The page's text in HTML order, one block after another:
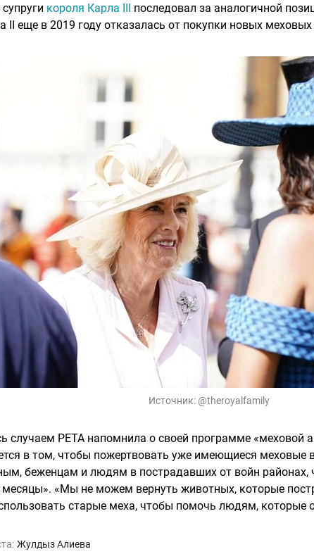
короля Карла III последовал за аналогичной
II еще в 2019 году отказалась от покупки новых
Источник: @theroyalfamily
случаем PETA напомнила о своей программе «меховой
в том, чтобы пожертвовать уже имеющиеся
беженцам и людям в пострадавших от войн районах,
месяцы». «Мы не можем вернуть животных, которые
старые меха, чтобы помочь людям, которые
Жулдыз Алиева